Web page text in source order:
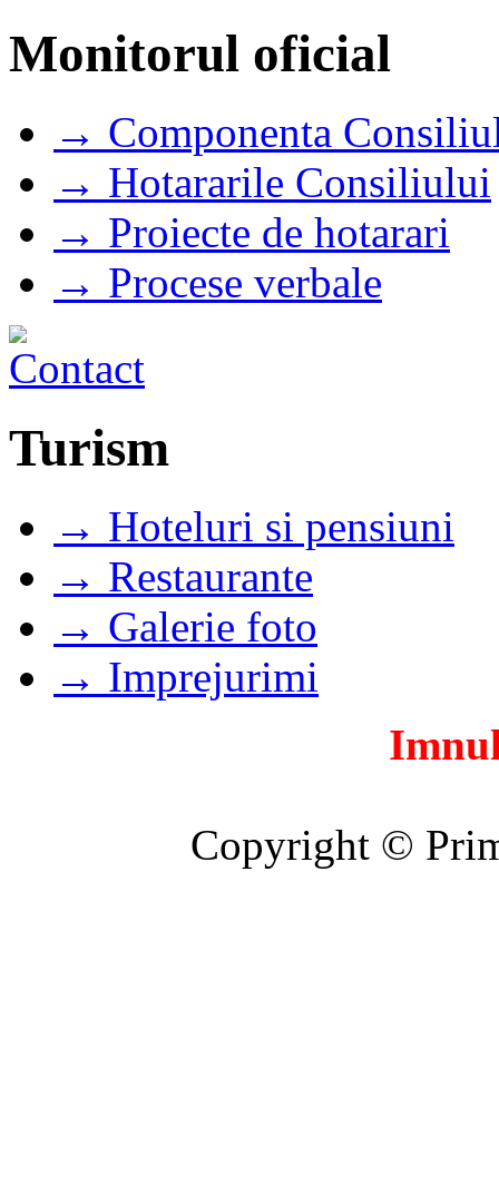
Monitorul oficial
→ Componenta
→ Hotararile Consiliului
→ Proiecte de hotarari
→ Procese verbale
Turism
→ Hoteluri si pensiuni
→ Restaurante
→ Galerie foto
→ Imprejurimi
Copyright ©